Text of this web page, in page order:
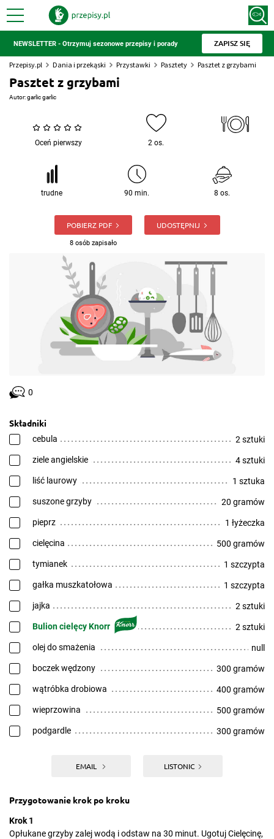
NEWSLETTER - Otrzymuj sezonowe przepisy i porady ZAPISZ SIĘ
Przepisy.pl Dania i przekąski Przystawki Pasztety Pasztet z grzybami
Pasztet z grzybami
Autor:garlic garlic
Oceń pierwszy 2 os.
trudne 90 min. 8 os.
POBIERZ PDF
8 osób zapisało
UDOSTĘPNIJ
0
Składniki
cebula 2 sztuki
ziele angielskie 4 sztuki
liść laurowy 1 sztuka
suszone grzyby 20 gramów
pieprz 1 łyżeczka
cielęcina 500 gramów
tymianek 1 szczypta
gałka muszkatołowa 1 szczypta
jajka 2 sztuki
Bulion cielęcy Knorr 2 sztuki
olej do smażenia null
boczek wędzony 300 gramów
wątróbka drobiowa 400 gramów
wieprzowina 500 gramów
podgardle 300 gramów
EMAIL LISTONIC
Przygotowanie krok po kroku
Krok 1
Opłukane grzyby zalej wodą i odstaw na 30 minut. Ugotuj Cielęcinę,